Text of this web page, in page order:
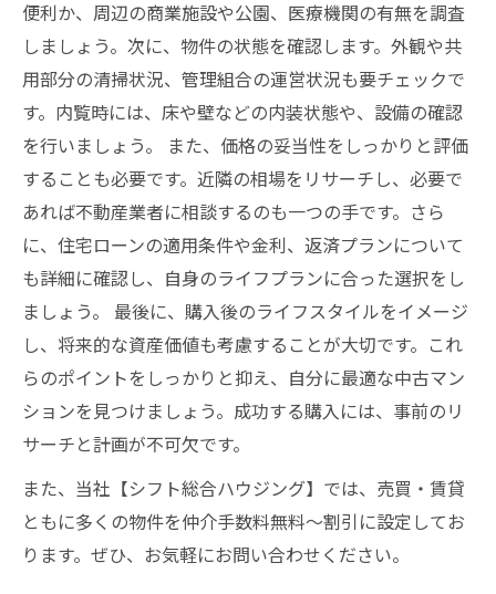
便利か、周辺の商業施設や公園、医療機関の有無を調査
しましょう。次に、物件の状態を確認します。外観や共
用部分の清掃状況、管理組合の運営状況も要チェックで
す。内覧時には、床や壁などの内装状態や、設備の確認
を行いましょう。 また、価格の妥当性をしっかりと評価
することも必要です。近隣の相場をリサーチし、必要で
あれば不動産業者に相談するのも一つの手です。さら
に、住宅ローンの適用条件や金利、返済プランについて
も詳細に確認し、自身のライフプランに合った選択をし
ましょう。 最後に、購入後のライフスタイルをイメージ
し、将来的な資産価値も考慮することが大切です。これ
らのポイントをしっかりと抑え、自分に最適な中古マン
ションを見つけましょう。成功する購入には、事前のリ
サーチと計画が不可欠です。
また、当社【シフト総合ハウジング】では、売買・賃貸
ともに多くの物件を仲介手数料無料～割引に設定してお
ります。ぜひ、お気軽にお問い合わせください。